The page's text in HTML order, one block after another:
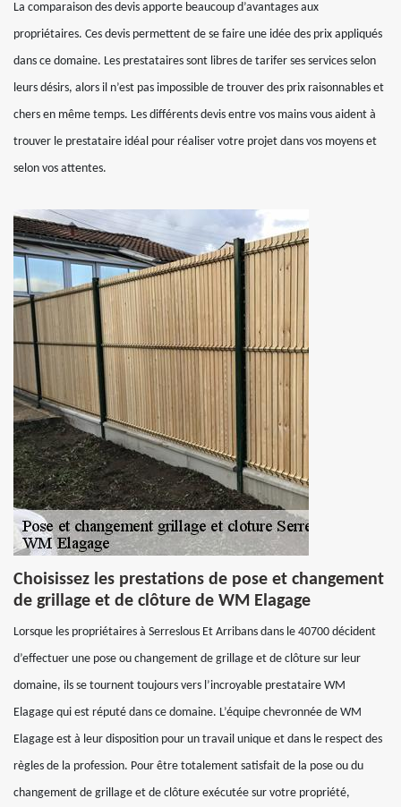
La comparaison des devis apporte beaucoup d’avantages aux
propriétaires. Ces devis permettent de se faire une idée des prix appliqués
dans ce domaine. Les prestataires sont libres de tarifer ses services selon
leurs désirs, alors il n’est pas impossible de trouver des prix raisonnables et
chers en même temps. Les différents devis entre vos mains vous aident à
trouver le prestataire idéal pour réaliser votre projet dans vos moyens et
selon vos attentes.
Choisissez les prestations de pose et changement
de grillage et de clôture de WM Elagage
Lorsque les propriétaires à Serreslous Et Arribans dans le 40700 décident
d’effectuer une pose ou changement de grillage et de clôture sur leur
domaine, ils se tournent toujours vers l’incroyable prestataire WM
Elagage qui est réputé dans ce domaine. L’équipe chevronnée de WM
Elagage est à leur disposition pour un travail unique et dans le respect des
règles de la profession. Pour être totalement satisfait de la pose ou du
changement de grillage et de clôture exécutée sur votre propriété,